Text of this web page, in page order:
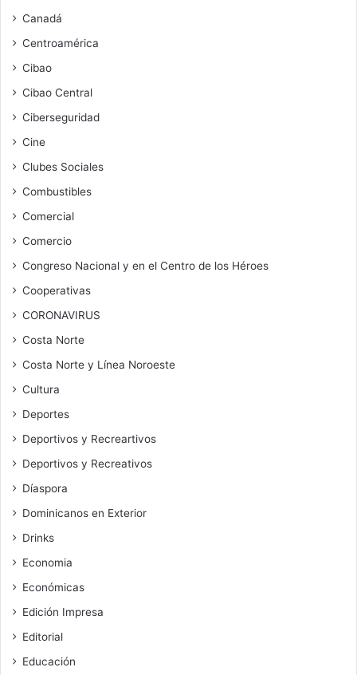
Canadá
Centroamérica
Cibao
Cibao Central
Ciberseguridad
Cine
Clubes Sociales
Combustibles
Comercial
Comercio
Congreso Nacional y en el Centro de los Héroes
Cooperativas
CORONAVIRUS
Costa Norte
Costa Norte y Línea Noroeste
Cultura
Deportes
Deportivos y Recreartivos
Deportivos y Recreativos
Díaspora
Dominicanos en Exterior
Drinks
Economia
Económicas
Edición Impresa
Editorial
Educación